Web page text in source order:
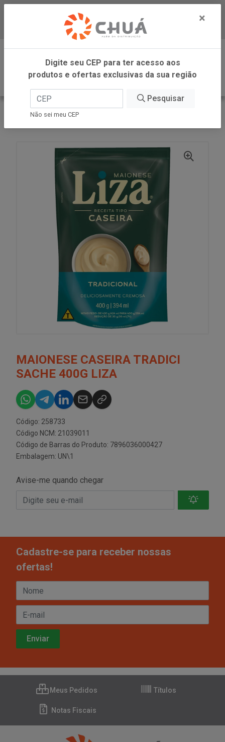
Baixe já nosso APP
0
INÍCIO
CARGILL VAREJO
MAIONESE CASEIRA TRADICI
SACHE 400G LIZA
Código: 258733
Código NCM: 21039011
Código de Barras do Produto: 7896036000427
Embalagem: UN\1
Avise-me quando chegar
Cadastre-se para receber nossas
ofertas!
Meus Pedidos Títulos
Notas Fiscais
×
Digite seu CEP para ter acesso aos
produtos e ofertas exclusivas da sua região
Pesquisar
Não sei meu CEP